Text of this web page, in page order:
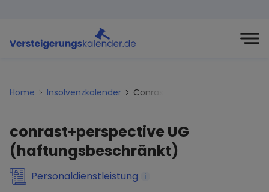
Home Insolvenzkalender Conrast-perspective-ug-
conrast+perspective UG
(haftungsbeschränkt)
Personaldienstleistung i